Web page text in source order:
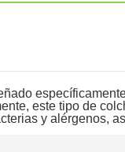
este tipo de
y alérgenos,